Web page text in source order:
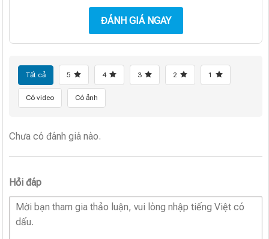
ĐÁNH GIÁ NGAY
Tất cả 5 4 3 2 1
Có video Có ảnh
Chưa có đánh giá nào.
Hỏi đáp